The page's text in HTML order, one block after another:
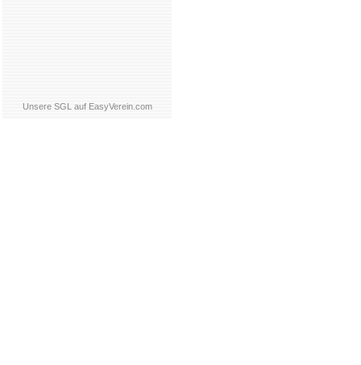
Unsere SGL auf EasyVerein.com